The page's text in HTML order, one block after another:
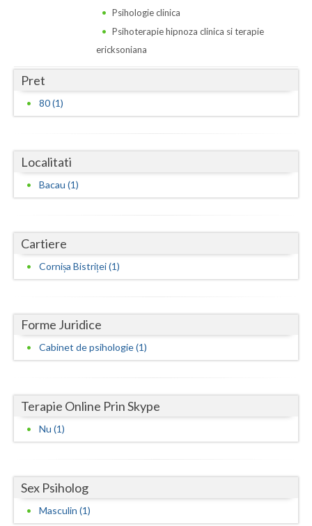
Ialomita
Maramures
Mehedinti
Neamt
Olt
Salaj
Satu-Mare
Suceava
Timis
Tulcea
Psihologie clinica
Psihoterapie hipnoza clinica si terapie
ericksoniana
Pret
80 (1)
Localitati
Bacau (1)
Cartiere
Cornișa Bistriței (1)
Forme Juridice
Cabinet de psihologie (1)
Terapie Online Prin Skype
Nu (1)
Sex Psiholog
Masculin (1)